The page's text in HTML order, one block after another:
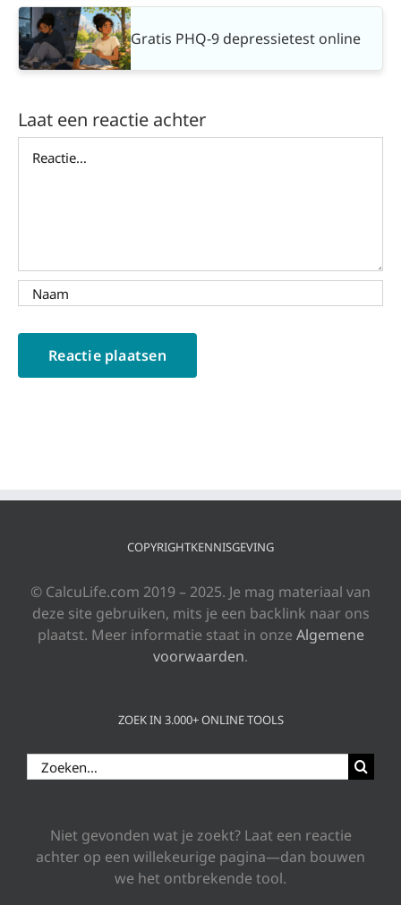
Gratis PHQ-9 depressietest online
Laat een reactie achter
COPYRIGHTKENNISGEVING
© CalcuLife.com 2019 – 2025. Je mag materiaal van
deze site gebruiken, mits je een backlink naar ons
plaatst. Meer informatie staat in onze Algemene
voorwaarden.
ZOEK IN 3.000+ ONLINE TOOLS
Zoeken
naar:
Niet gevonden wat je zoekt? Laat een reactie
achter op een willekeurige pagina—dan bouwen
we het ontbrekende tool.